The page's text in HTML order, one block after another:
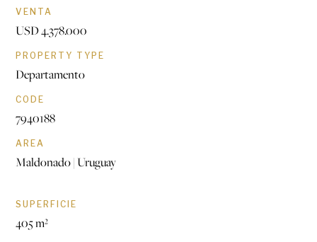
VENTA
USD 4.378.000
PROPERTY TYPE
Departamento
CODE
7940188
AREA
Maldonado | Uruguay
SUPERFICIE
405 m²